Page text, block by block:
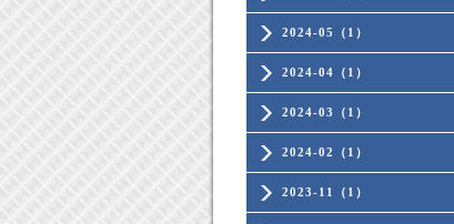
2024-05（1）
2024-04（1）
2024-03（1）
2024-02（1）
2023-11（1）